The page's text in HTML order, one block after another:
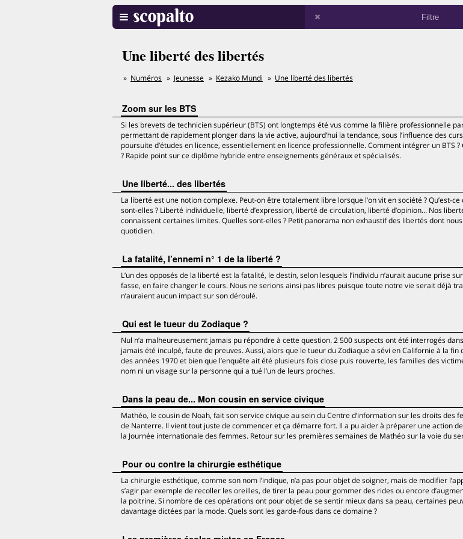
Une liberté des libertés
Numéros Jeunesse Kezako Mundi Une liberté des libertés
Zoom sur les BTS
Si les brevets de technicien supérieur (BTS) ont longtemps été vus comme la filière professionnelle
permettant de rapidement plonger dans la vie active, aujourd’hui la tendance, sous l’influence des
poursuite d’études en licence, essentiellement en licence professionnelle. Comment intégrer un BTS
? Rapide point sur ce diplôme hybride entre enseignements généraux et spécialisés.
Une liberté... des libertés
La liberté est une notion complexe. Peut-on être totalement libre lorsque l’on vit en société ? Qu’est-
sont-elles ? Liberté individuelle, liberté d’expression, liberté de circulation, liberté d’opinion... Nos
connaissent certaines limites. Quelles sont-elles ? Petit panorama non exhaustif des libertés dont
quotidien.
La fatalité, l’ennemi n° 1 de la liberté ?
L’un des opposés de la liberté est la fatalité, le destin, selon lesquels l’individu n’aurait aucune prise
fasse, en faire changer le cours. Nous ne serions ainsi pas libres puisque toute notre vie serait déjà
n’auraient aucun impact sur son déroulé.
Qui est le tueur du Zodiaque ?
Nul n’a malheureusement jamais pu répondre à cette question. 2 500 suspects ont été interrogés
jamais été inculpé, faute de preuves. Aussi, alors que le tueur du Zodiaque a sévi en Californie à la fin
des années 1970 et bien que l’enquête ait été plusieurs fois close puis rouverte, les familles des
nom ni un visage sur la personne qui a tué l’un de leurs proches.
Dans la peau de... Mon cousin en service civique
Mathéo, le cousin de Noah, fait son service civique au sein du Centre d’information sur les droits des
de Nanterre. Il vient tout juste de commencer et ça démarre fort. Il a pu aider à préparer une action
la Journée internationale des femmes. Retour sur les premières semaines de Mathéo sur la voie du
Pour ou contre la chirurgie esthétique
La chirurgie esthétique, comme son nom l’indique, n’a pas pour objet de soigner, mais de modifier
s’agir par exemple de recoller les oreilles, de tirer la peau pour gommer des rides ou encore
la poitrine. Si nombre de ces opérations ont pour objet de se sentir mieux dans sa peau, certaines
davantage dictées par la mode. Quels sont les garde-fous dans ce domaine ?